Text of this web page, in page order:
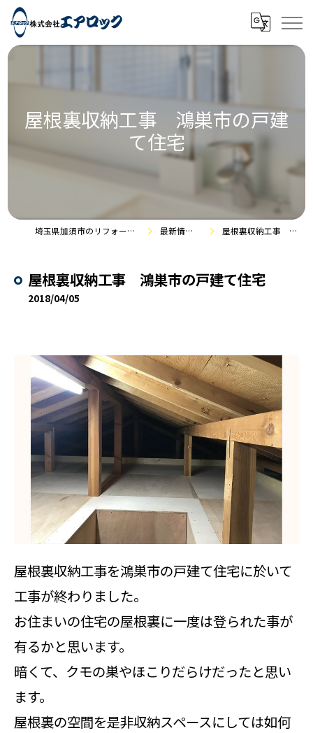
屋根裏収納工事 鴻巣市の戸建
て住宅
埼玉県加須市のリフォームなら株式会社エアロック 最新情報・施工事例 屋根裏収納工事 鴻巣市の戸建て住宅
屋根裏収納工事 鴻巣市の戸建て住宅
2018/04/05
屋根裏収納工事を鴻巣市の戸建て住宅に於いて
工事が終わりました。
お住まいの住宅の屋根裏に一度は登られた事が
有るかと思います。
暗くて、クモの巣やほこりだらけだったと思い
ます。
屋根裏の空間を是非収納スペースにしては如何